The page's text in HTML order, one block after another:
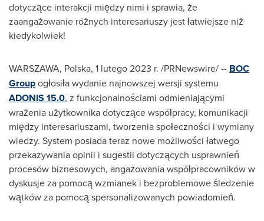
dotyczące interakcji między nimi i sprawia, że
zaangażowanie różnych interesariuszy jest łatwiejsze niż
kiedykolwiek!
WARSZAWA, Polska, 1 lutego 2023 r. /PRNewswire/ -- BOC
Groupogłosiła wydanie najnowszej wersji systemu
ADONIS 15.0, z funkcjonalnościami odmieniającymi
wrażenia użytkownika dotyczące współpracy, komunikacji
między interesariuszami, tworzenia społeczności i wymiany
wiedzy. System posiada teraz nowe możliwości łatwego
przekazywania opinii i sugestii dotyczących usprawnień
procesów biznesowych, angażowania współpracowników w
dyskusje za pomocą wzmianek i bezproblemowe śledzenie
wątków za pomocą spersonalizowanych powiadomień.